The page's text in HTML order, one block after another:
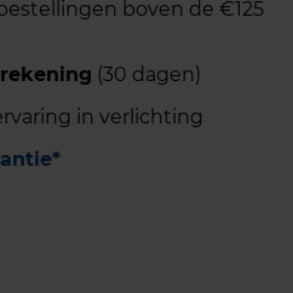
boven de €125
rekening (30 dagen)
in verlichting